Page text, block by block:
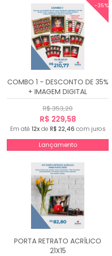
-35%
COMBO 1 - DESCONTO DE 35%
+ IMAGEM DIGITAL
R$ 353,20
R$ 229,58
Em até 12xde R$ 22,46 com juros
Lançamento
PORTA RETRATO ACRÍLICO
21X15